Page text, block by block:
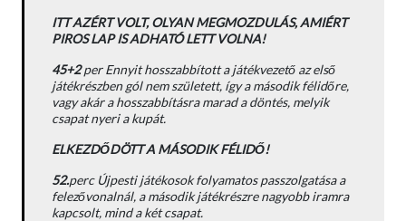
ITT AZÉRT VOLT, OLYAN MEGMOZDULÁS, AMIÉRT
PIROS LAP IS ADHATÓ LETT VOLNA!
45+2per Ennyit hosszabbított a játékvezető az első
játékrészben gól nem született, így a második félidőre,
vagy akár a hosszabbításra marad a döntés, melyik
csapat nyeri a kupát.
ELKEZDŐDÖTT A MÁSODIK FÉLIDŐ!
52.perc Újpesti játékosok folyamatos passzolgatása a
felezővonalnál, a második játékrészre nagyobb iramra
kapcsolt, mind a két csapat.